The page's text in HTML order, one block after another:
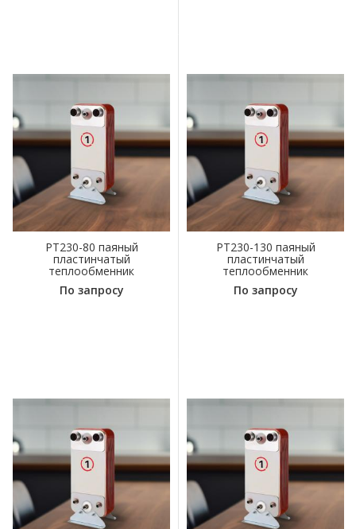
PT230-80 паяный
пластинчатый
теплообменник
По запросу
PT230-130 паяный
пластинчатый
теплообменник
По запросу